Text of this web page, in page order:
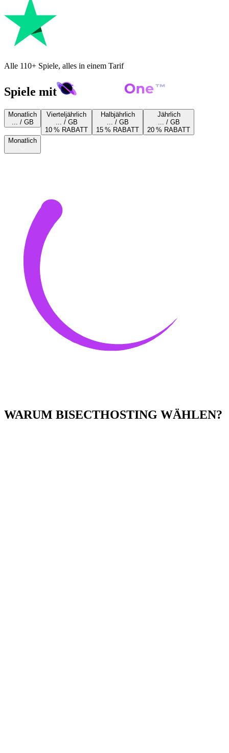
Alle 110+ Spiele, alles in einem Tarif
Spiele mit
Monatlich
... / GB
Vierteljährlich
... / GB
10 % RABATT
Halbjährlich
... / GB
15 % RABATT
Jährlich
... / GB
20 % RABATT
Monatlich
WARUM BISECTHOSTING WÄHLEN?